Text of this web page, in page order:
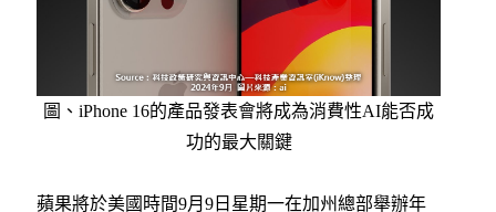
圖、iPhone 16的產品發表會將成為消費性AI能否成
功的最大關鍵
蘋果將於美國時間9月9日星期一在加州總部舉辦年